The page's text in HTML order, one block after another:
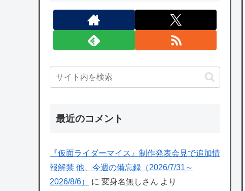
最近のコメント
『仮面ライダーマイス』制作発表会見で追加情
報解禁 他、今週の備忘録（2026/7/31～
2026/8/6）
に 変身名無しさん より